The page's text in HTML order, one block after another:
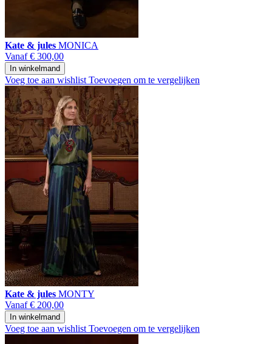
Kate & jules MONICA
Vanaf € 300,00
In winkelmand
Voeg toe aan wishlist Toevoegen om te vergelijken
Kate & jules MONTY
Vanaf € 200,00
In winkelmand
Voeg toe aan wishlist Toevoegen om te vergelijken